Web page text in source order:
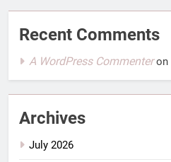
Recent Comments
A WordPress Commenteron
Archives
July 2026